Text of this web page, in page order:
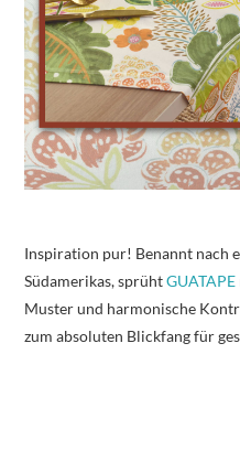
Inspiration pur! Benannt nach
Südamerikas, sprühtGUATAPE
Muster und harmonische
zum absoluten Blickfang für